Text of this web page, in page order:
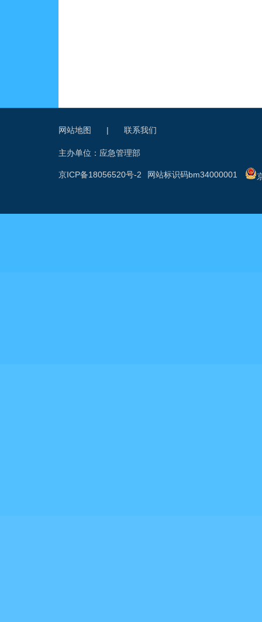
网站地图 | 联系我们
主办单位：应急管理部
网站标识码bm34000001
京ICP备18056520号-2